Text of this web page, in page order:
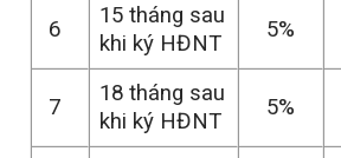
6
15 tháng sau
khi ký HĐNT
5%
7
18 tháng sau
khi ký HĐNT
5%